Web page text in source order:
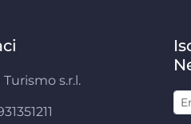
s.r.l.